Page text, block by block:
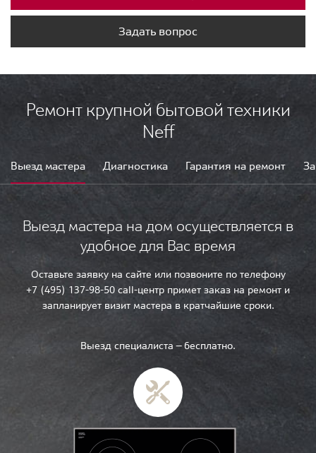
Задать вопрос
Ремонт крупной бытовой техники
Neff
Выезд мастера Диагностика Гарантия на ремонт
Выезд мастера на дом осуществляется в
удобное для Вас время
Оставьте заявку на сайте или позвоните по телефону
+7 (495) 137-98-50 call-центр примет заказ на ремонт и
запланирует визит мастера в кратчайшие сроки.
Выезд специалиста — бесплатно.